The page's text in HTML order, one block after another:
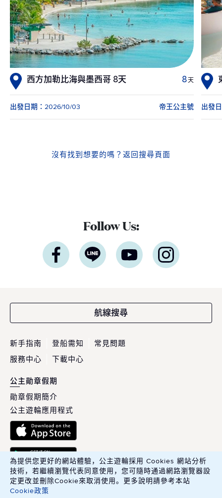
西方加勒比海與墨西哥 8天 8 天
出發日期：2026/10/03 帝王公主號 出發
沒有找到想要的嗎？ 返回搜尋頁面
Follow Us:
航線搜尋
新手指南 登船需知
常見問題
服務中心
下載中心
公主勛章假期
勛章假期簡介
公主遊輪應用程式
為提供您更好的網站體驗，公主遊輪採用 Cookies 網站分析
技術，若繼續瀏覽代表同意使用，您可隨時通過網路瀏覽器設
定更改並刪除Cookie來取消使用。更多說明請參考本站
Cookie政策